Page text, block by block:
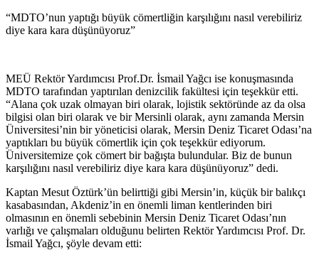
“MDTO’nun yaptığı büyük cömertliğin karşılığını nasıl verebiliriz
diye kara kara düşünüyoruz”
MEÜ Rektör Yardımcısı Prof.Dr. İsmail Yağcı ise konuşmasında
MDTO tarafından yaptırılan denizcilik fakültesi için teşekkür etti.
“Alana çok uzak olmayan biri olarak, lojistik sektöründe az da olsa
bilgisi olan biri olarak ve bir Mersinli olarak, aynı zamanda Mersin
Üniversitesi’nin bir yöneticisi olarak, Mersin Deniz Ticaret Odası’na
yaptıkları bu büyük cömertlik için çok teşekkür ediyorum.
Üniversitemize çok cömert bir bağışta bulundular. Biz de bunun
karşılığını nasıl verebiliriz diye kara kara düşünüyoruz” dedi.
Kaptan Mesut Öztürk’ün belirttiği gibi Mersin’in, küçük bir balıkçı
kasabasından, Akdeniz’in en önemli liman kentlerinden biri
olmasının en önemli sebebinin Mersin Deniz Ticaret Odası’nın
varlığı ve çalışmaları olduğunu belirten Rektör Yardımcısı Prof. Dr.
İsmail Yağcı, şöyle devam etti: